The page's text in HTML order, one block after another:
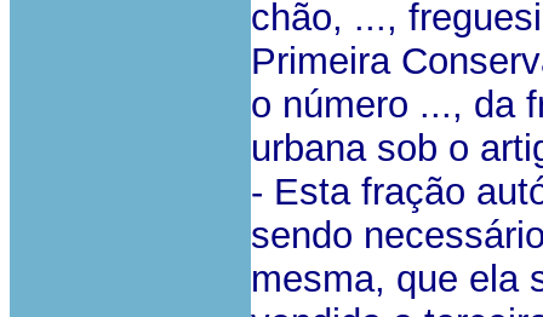
chão, ...,
Primeira
o número ..., da
urbana sob o
- Esta fração
sendo
mesma, que ela